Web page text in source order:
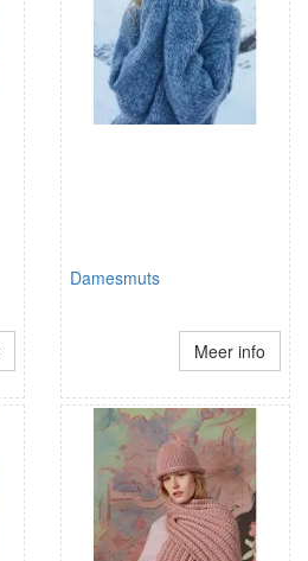
Damesmuts
Meer info